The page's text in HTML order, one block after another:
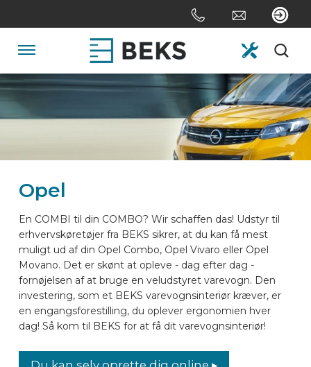
to
content
to
SYSTEMER
TILPASNING
SEKTORER
BILMÆRKER
Opel
En COMBI til din COMBO? Wir schaffen das! Udstyr til
erhvervskøretøjer fra BEKS sikrer, at du kan få mest
muligt ud af din Opel Combo, Opel Vivaro eller Opel
Movano. Det er skønt at opleve - dag efter dag -
fornøjelsen af at bruge en veludstyret varevogn. Den
investering, som et BEKS varevognsinteriør kræver, er
en engangsforestilling, du oplever ergonomien hver
dag! Så kom til BEKS for at få dit varevognsinteriør!